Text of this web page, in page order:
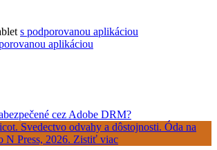
s podporovanou aplikáciou
aplikáciou
cez Adobe DRM?